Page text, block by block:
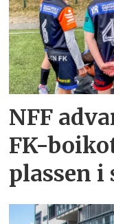
NFF
FK-
plassen i